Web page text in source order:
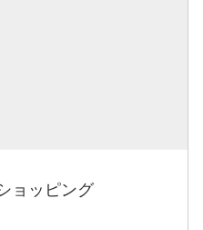
ョッピング